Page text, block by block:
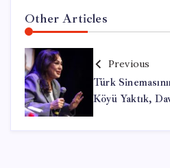
Other Articles
Previous
Türk
Köyü Yaktık,